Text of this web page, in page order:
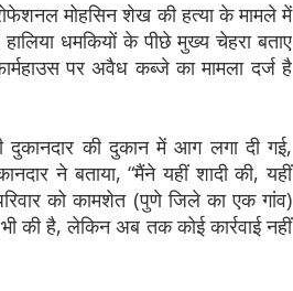
मोहसिन शेख की हत्या के मामले में
धमकियों के पीछे मुख्य चेहरा बताए
पर अवैध कब्जे का मामला दर्ज है
की दुकान में आग लगा दी गई,
ने बताया, “मैंने यहीं शादी की, यहीं
को कामशेत (पुणे जिले का एक गांव)
की है, लेकिन अब तक कोई कार्रवाई नहीं